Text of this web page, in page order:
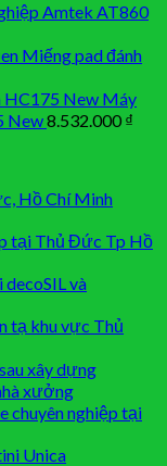
Amtek AT860
Miếng pad đánh
Máy
New8.532.000₫
Hồ Chí Minh
tại Thủ Đức Tp Hồ
và
tạ khu vực Thủ
xây dựng
xưởng
chuyên nghiệp tại
Unica